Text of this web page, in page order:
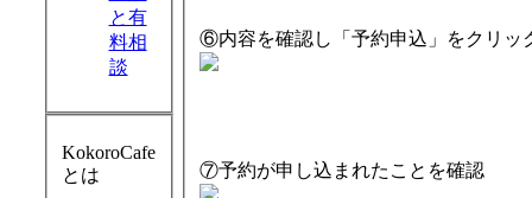
と有
料相
談
KokoroCafe
とは
⑥内容を確認し「予約申込」をクリッ
⑦予約が申し込まれたことを確認